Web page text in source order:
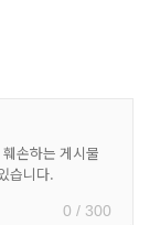
0 / 300